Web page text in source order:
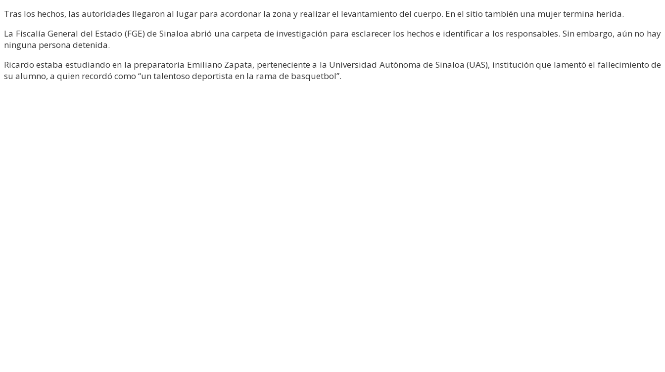
Tras los hechos, las autoridades llegaron al lugar para acordonar la zona y realizar el levantamiento del cuerpo. En el sitio también una mujer termina herida.
La Fiscalía General del Estado (FGE) de Sinaloa abrió una carpeta de investigación para esclarecer los hechos e identificar a los responsables. Sin embargo, aún no hay
ninguna persona detenida.
Ricardo estaba estudiando en la preparatoria Emiliano Zapata, perteneciente a la Universidad Autónoma de Sinaloa (UAS), institución que lamentó el fallecimiento de
su alumno, a quien recordó como “un talentoso deportista en la rama de basquetbol”.